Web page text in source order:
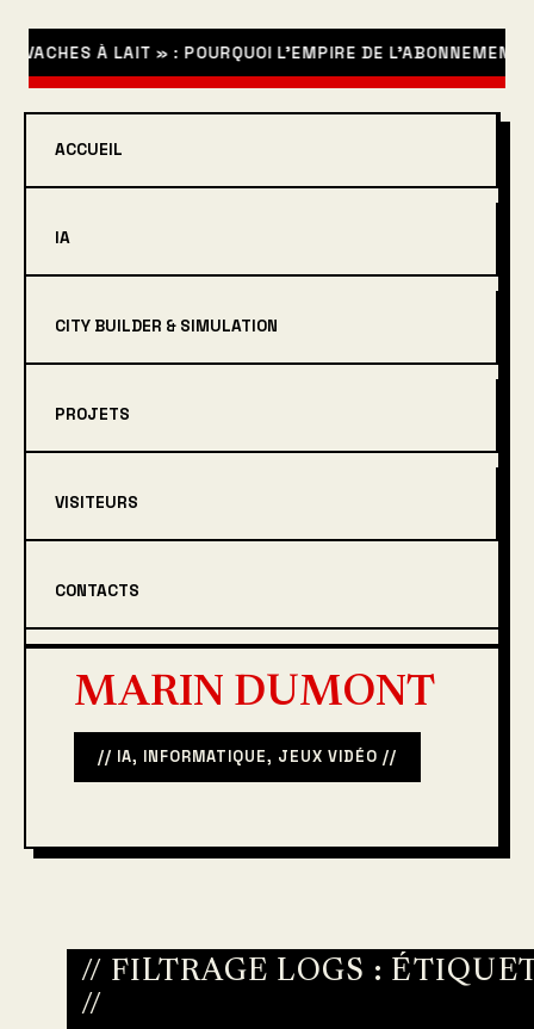
À LAIT » : POURQUOI L’EMPIRE DE L’ABONNEMENT
ACCUEIL
IA
CITY BUILDER & SIMULATION
PROJETS
VISITEURS
CONTACTS
MARIN DUMONT
// IA, INFORMATIQUE, JEUX VIDÉO //
// FILTRAGE LOGS :
//